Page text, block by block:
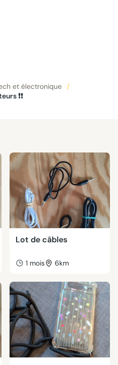
et électronique
/
❗❗
Lot de câbles
1 mois 6km